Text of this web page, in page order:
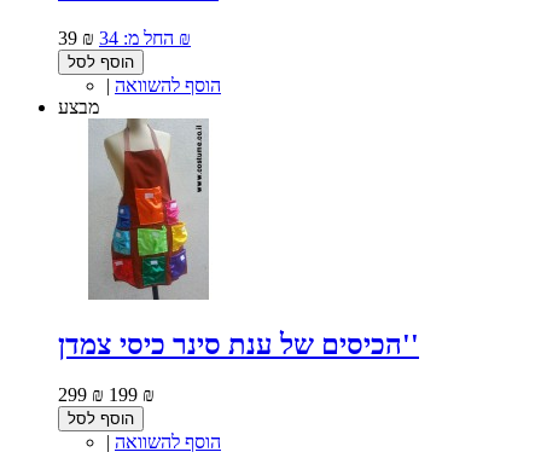
39 ₪ החל מ: 34 ₪
הוסף לסל
| הוסף להשוואה
מבצע
הכיסים של ענת סינר כיסי צמדן''
299 ₪ 199 ₪
הוסף לסל
| הוסף להשוואה